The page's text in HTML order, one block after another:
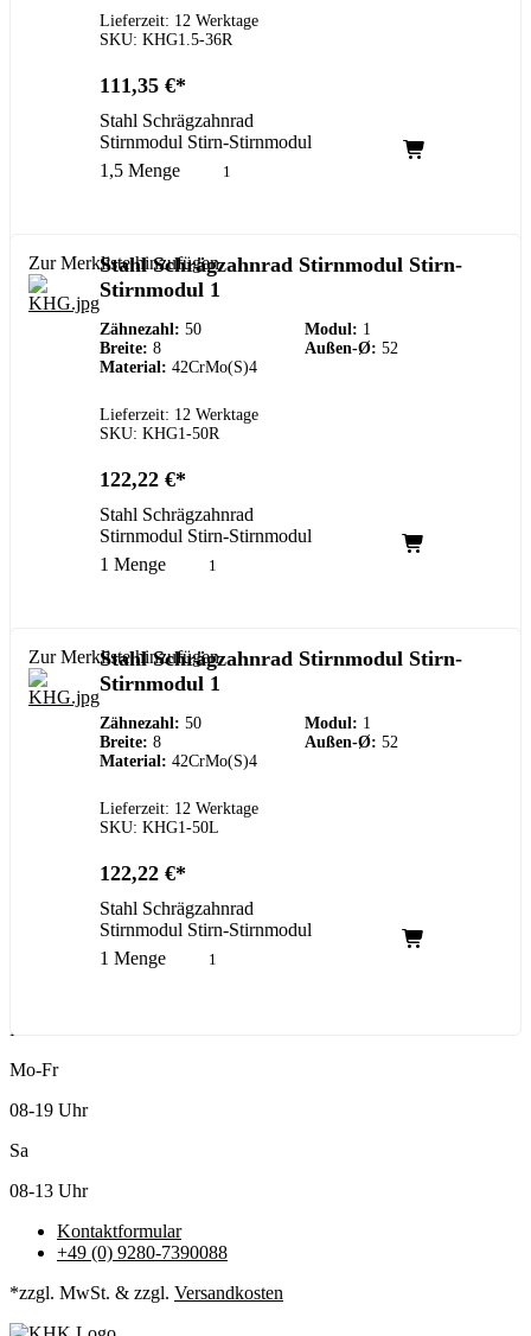
Lieferzeit: 12 Werktage
SKU: KHG1.5-36R
111,35 €
Stahl Schrägzahnrad
Stirnmodul Stirn-Stirnmodul
1,5 Menge
Zur Merkliste hinzufügen
Stahl Schrägzahnrad Stirnmodul Stirn-
Stirnmodul 1
Zähnezahl: 50 Modul: 1
Breite: 8 Außen-Ø: 52
Material: 42CrMo(S)4
Lieferzeit: 12 Werktage
SKU: KHG1-50R
122,22 €
Stahl Schrägzahnrad
Stirnmodul Stirn-Stirnmodul
1 Menge
Zur Merkliste hinzufügen
Stahl Schrägzahnrad Stirnmodul Stirn-
Stirnmodul 1
Zähnezahl: 50 Modul: 1
Breite: 8 Außen-Ø: 52
Material: 42CrMo(S)4
Lieferzeit: 12 Werktage
SKU: KHG1-50L
122,22 €
Stahl Schrägzahnrad
Stirnmodul Stirn-Stirnmodul
1 Menge
Kundenservice
Mo-Fr
08-19 Uhr
Sa
08-13 Uhr
Kontaktformular
+49 (0) 9280-7390088
*zzgl. MwSt. & zzgl. Versandkosten